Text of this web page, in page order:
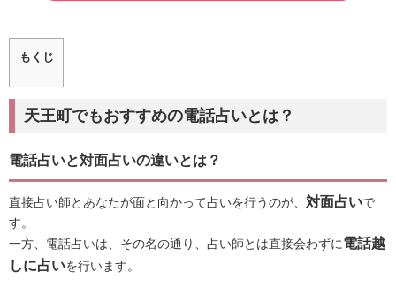
もくじ
天王町でもおすすめの電話占いとは？
電話占いと対面占いの違いとは？
直接占い師とあなたが面と向かって占いを行うのが、 対面占いで
す。
一方、電話占いは、その名の通り、占い師とは直接会わずに電話越
しに占いを行います。